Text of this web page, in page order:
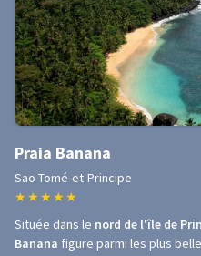
Praia Banana
Sao Tomé-et-Principe
★ ★ ★ ★ ★
Située dans le nord de l'île de
Banana figure parmi les plus